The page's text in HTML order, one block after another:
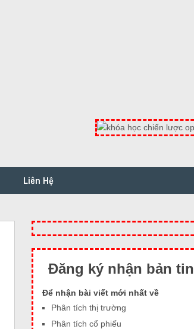
Liên Hệ
Đăng ký nhận bản tin
Để nhận bài viết mới nhất về
Phân tích thị trường
Phân tích cổ phiếu